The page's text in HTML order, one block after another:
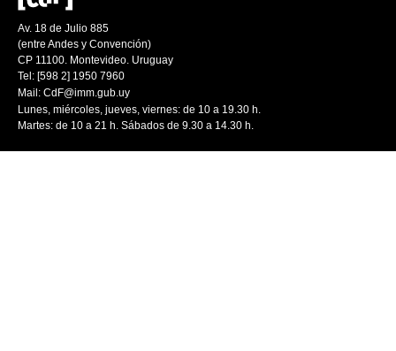
Av. 18 de Julio 885
(entre Andes y Convención)
CP 11100. Montevideo. Uruguay
Tel: [598 2] 1950 7960
Mail: CdF@imm.gub.uy
Lunes, miércoles, jueves, viernes: de 10 a 19.30 h.
Martes: de 10 a 21 h. Sábados de 9.30 a 14.30 h.